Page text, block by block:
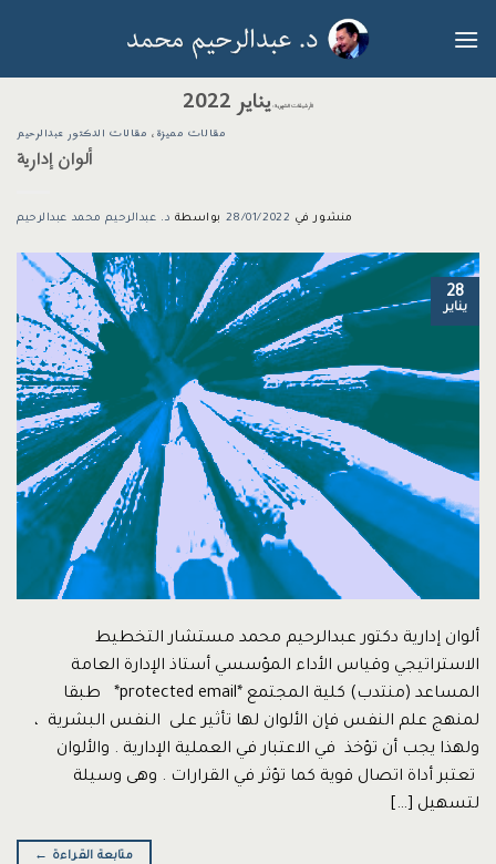
للمحتوى
الأرشيفات الشهرية:يناير 2022
مقالات مميزة، مقالات الدكتور عبدالرحيم
ألوان إدارية
منشور في 28/01/2022 بواسطة د. عبدالرحيم محمد عبدالرحيم
28
يناير
ألوان إدارية دكتور عبدالرحيم محمد مستشار التخطيط
الاستراتيجي وقياس الأداء المؤسسي أستاذ الإدارة العامة
المساعد (منتدب) كلية المجتمع *protected email* طبقا
لمنهج علم النفس فإن الألوان لها تأثير على النفس البشرية ،
ولهذا يجب أن تؤخذ في الاعتبار في العملية الإدارية . والألوان
تعتبر أداة اتصال قوية كما تؤثر في القرارات . وهى وسيلة
لتسهيل […]
متابعة القراءة ←